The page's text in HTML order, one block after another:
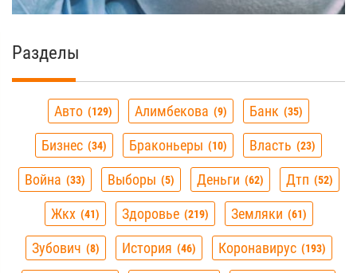
25 мая водители обязаны будут
двигаться с включенным ближним
светом фар днем